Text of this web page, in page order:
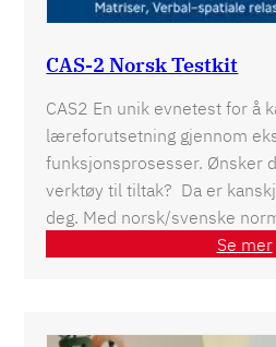
CAS-2 Norsk Testkit
CAS2 En unik evnetest for å
læreforutsetning gjennom
funksjonsprosesser. Ønsker
verktøy til tiltak? Da er
deg. Med norsk/svenske
Se mer